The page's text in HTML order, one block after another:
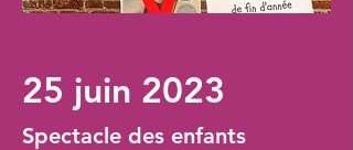
25 juin 2023
Spectacle des enfants